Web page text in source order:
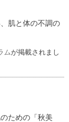
肌と体の不調の
ムが掲載されまし
ための「秋美